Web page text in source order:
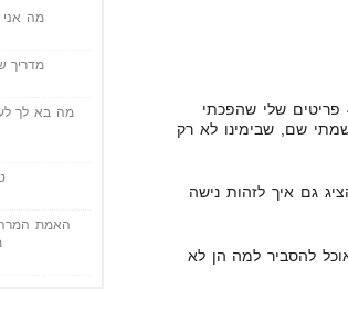
מסתבר שכל הנישות שבחרתי, כלומר הרשימה של ה-40 פריטים שלי שהפכתי
שם, שבימינו לא רק
גם איך לזהות נישה
להסביר למה הן לא
מה אני
מדריך
מה בא לך
האמת